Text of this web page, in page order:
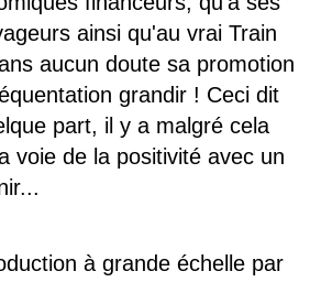
ainsi qu'au vrai Train
aucun doute sa promotion
grandir ! Ceci dit
part, il y a malgré cela
voie de la positivité avec un
à grande échelle par